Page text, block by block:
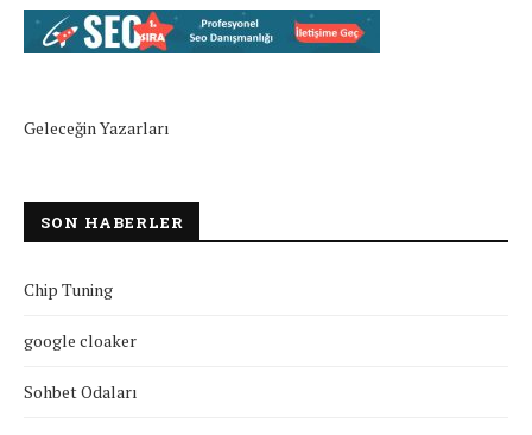
Geleceğin Yazarları
SON HABERLER
Chip Tuning
google cloaker
Sohbet Odaları